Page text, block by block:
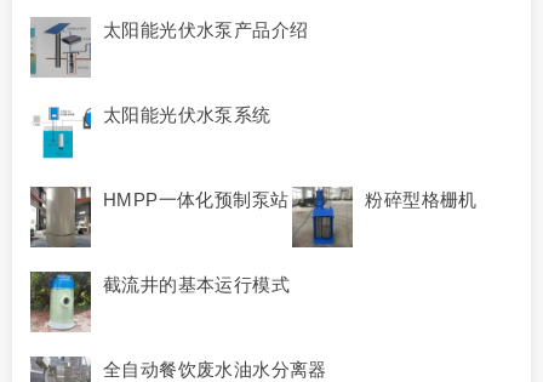
太阳能光伏水泵产品介绍
太阳能光伏水泵系统
HMPP一体化预制泵站 粉碎型格栅机
截流井的基本运行模式
全自动餐饮废水油水分离器